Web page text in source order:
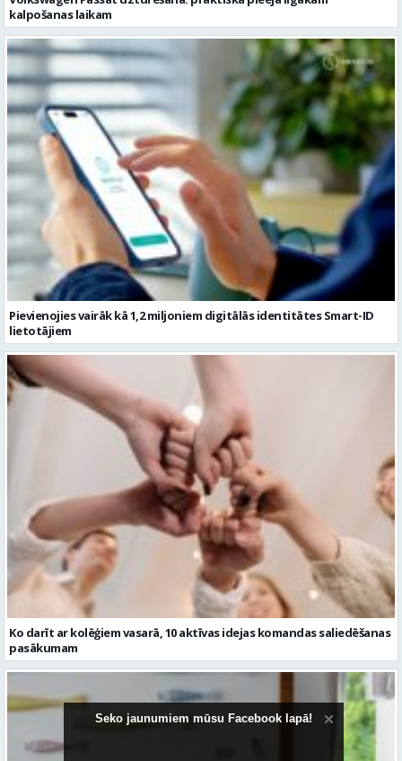
kalpošanas laikam
Pievienojies vairāk kā 1,2 miljoniem digitālās identitātes Smart-ID
lietotājiem
Ko darīt ar kolēģiem vasarā, 10 aktīvas idejas komandas saliedēšanas
pasākumam
Seko jaunumiem mūsu Facebook lapā!